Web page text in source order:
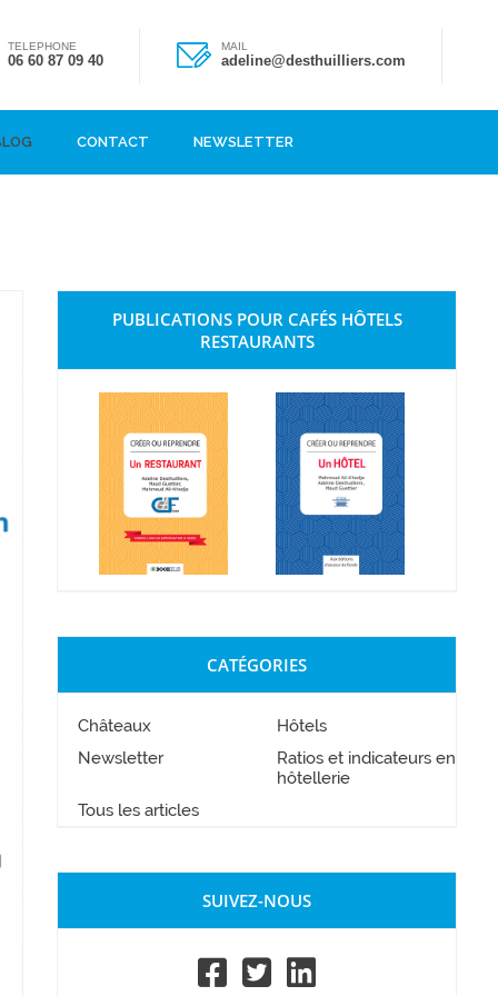
TELEPHONE
06 60 87 09 40
MAIL
adeline@desthuilliers.com
CONTACT NEWSLETTER
PUBLICATIONS POUR CAFÉS HÔTELS
RESTAURANTS
CATÉGORIES
Châteaux
Hôtels
Newsletter
Ratios et indicateurs en
hôtellerie
Tous les articles
SUIVEZ-NOUS